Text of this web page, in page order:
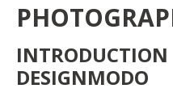
DESIGNMODO